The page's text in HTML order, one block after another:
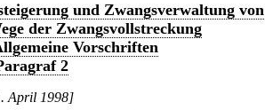
und Zwangsverwaltung von
der Zwangsvollstreckung
Vorschriften
2
April 1998]